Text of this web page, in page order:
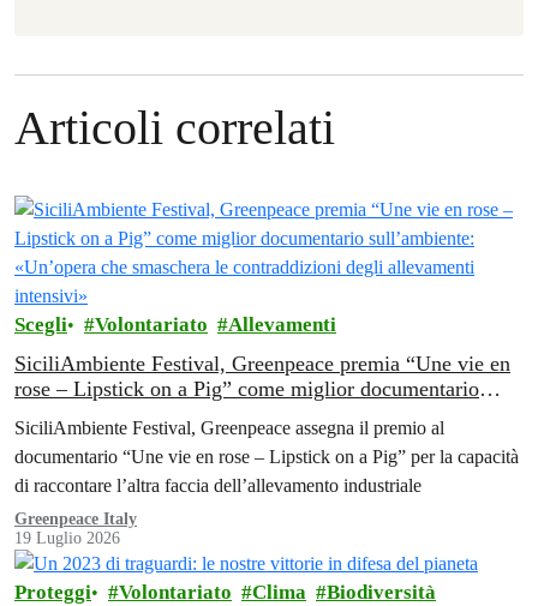
Articoli correlati
Scegli Volontariato Allevamenti
SiciliAmbiente Festival, Greenpeace premia “Une vie en
rose – Lipstick on a Pig” come miglior documentario
degli allevamenti intensivi»
SiciliAmbiente Festival, Greenpeace assegna il premio al
documentario “Une vie en rose – Lipstick on a Pig” per la capacità
di raccontare l’altra faccia dell’allevamento industriale
Greenpeace Italy
19 Luglio 2026
Proteggi Volontariato Clima
Biodiversità